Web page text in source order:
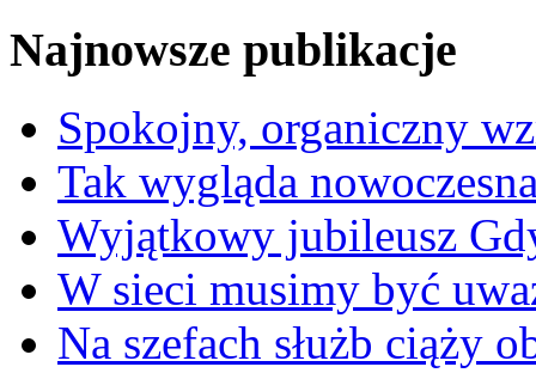
Najnowsze publikacje
Spokojny, organiczny
Tak wygląda
Wyjątkowy jubileusz
W sieci musimy być
Na szefach służb ciąży